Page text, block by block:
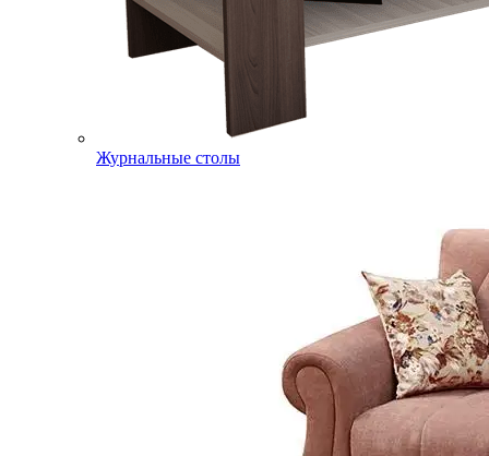
Журнальные столы